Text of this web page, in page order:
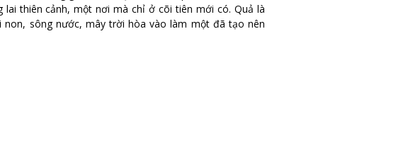
thiên cảnh, một nơi mà chỉ ở cõi tiên mới có. Quả là
non, sông nước, mây trời hòa vào làm một đã tạo nên